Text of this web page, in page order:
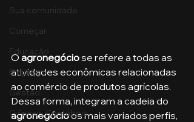
Sua comunidade
Começar
Educação
Emprego
Gestão
Ciências Contábeis
O agronegócio se refere a todas as
atividades econômicas relacionadas
ao comércio de produtos agrícolas.
Dessa forma, integram a cadeia do
agronegócio os mais variados perfis,